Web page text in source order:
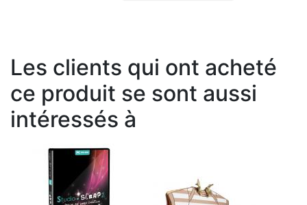
Les clients qui ont acheté
ce produit se sont aussi
intéressés à